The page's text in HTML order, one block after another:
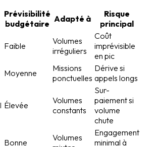
Prévisibilité
budgétaire Adapté à
Risque
principal
Faible
Volumes
irréguliers
Coût
imprévisible
en pic
Moyenne
Missions
ponctuelles
Dérive si
appels longs
Élevée
Volumes
constants
Sur-
paiement si
volume
chute
Bonne
Volumes
Engagement
minimal à